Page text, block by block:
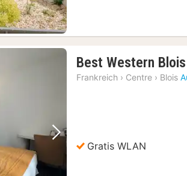
Nächstes Bild
Best Western
Frankreich › Centre › Blois
Gratis WLAN